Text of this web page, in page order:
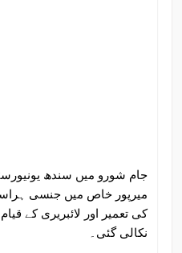
جام شورو میں سندھ
میرپور خاص میں جنسی
کی تعمیر اور لائبریری کے
نکالی گئی۔